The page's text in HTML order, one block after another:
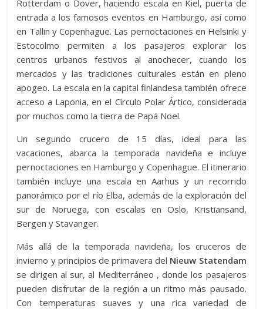
Rotterdam o Dover, haciendo escala en Kiel, puerta de
entrada a los famosos eventos en Hamburgo, así como
en Tallin y Copenhague. Las pernoctaciones en Helsinki y
Estocolmo permiten a los pasajeros explorar los
centros urbanos festivos al anochecer, cuando los
mercados y las tradiciones culturales están en pleno
apogeo. La escala en la capital finlandesa también ofrece
acceso a Laponia, en el Círculo Polar Ártico, considerada
por muchos como la tierra de Papá Noel.
Un segundo crucero de 15 días, ideal para las
vacaciones, abarca la temporada navideña e incluye
pernoctaciones en Hamburgo y Copenhague. El itinerario
también incluye una escala en Aarhus y un recorrido
panorámico por el río Elba, además de la exploración del
sur de Noruega, con escalas en Oslo, Kristiansand,
Bergen y Stavanger.
Más allá de la temporada navideña, los cruceros de
invierno y principios de primavera del Nieuw Statendam
se dirigen al sur, al Mediterráneo , donde los pasajeros
pueden disfrutar de la región a un ritmo más pausado.
Con temperaturas suaves y una rica variedad de